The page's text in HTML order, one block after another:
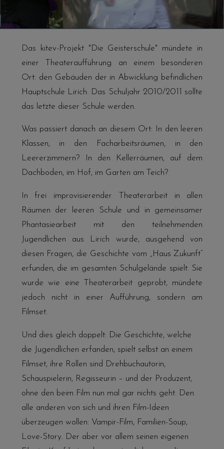
Das kitev-Projekt "Die Geisterschule" mündete in
einer Theateraufführung an einem besonderen
Ort: den Gebäuden der in Abwicklung befindlichen
Hauptschule Lirich. Das Schuljahr 2010/2011 sollte
das letzte dieser Schule werden.
Was passiert danach an diesem Ort: In den leeren
Klassen, in den Facharbeitsräumen, in den
Leererzimmern? In den Kellerräumen, auf dem
Dachboden, im Hof, im Garten am Teich?
In frei improvisierender Theaterarbeit in allen
Räumen der leeren Schule und in gemeinsamer
Phantasiearbeit mit den teilnehmenden
Jugendlichen aus Lirich wurde, ausgehend von
diesen Fragen, die Geschichte vom „Haus Zukunft“
erfunden, die im gesamten Schulgelände spielt. Sie
wurde wie eine Theaterarbeit geprobt, mündete
jedoch nicht in einer Aufführung, sondern am
Filmset.
Und dies gleich doppelt: Die Geschichte, welche
die Jugendlichen erfanden, spielt selbst an einem
Filmset, ihre Rollen sind Drehbuchautorin,
Schauspielerin, Regisseurin – und der Produzent,
ohne den beim Film nun mal gar nichts geht. Den
alle anderen von sich und ihren Film-Ideen
überzeugen wollen: Vampir-Film, Familien-Soup,
Love-Story. Der aber vor allem seinen eigenen